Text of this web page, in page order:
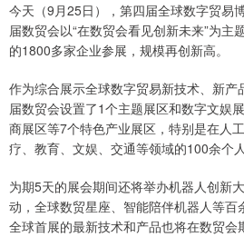
今天（9月25日），第四届全球数字贸易
届数贸会以“在数贸会看见创新未来”为主
的1800多家企业参展，规模再创新高。
作为综合展示全球数字贸易新技术、新产
届数贸会设置了1个主题展区和数字文娱
商展区等7个特色产业展区，特别是在人
疗、教育、文娱、交通等领域的100余个
为期5天的展会期间还将举办机器人创新
动，全球数贸星座、智能陪伴机器人等百
全球首展的最新技术和产品也将在数贸会